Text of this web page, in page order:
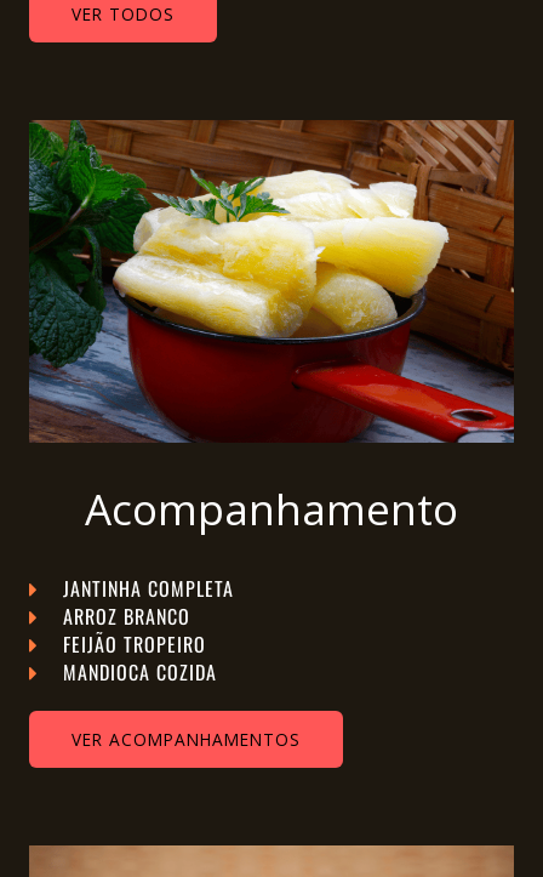
VER TODOS
Acompanhamento
JANTINHA COMPLETA
ARROZ BRANCO
FEIJÃO TROPEIRO
MANDIOCA COZIDA
VER ACOMPANHAMENTOS